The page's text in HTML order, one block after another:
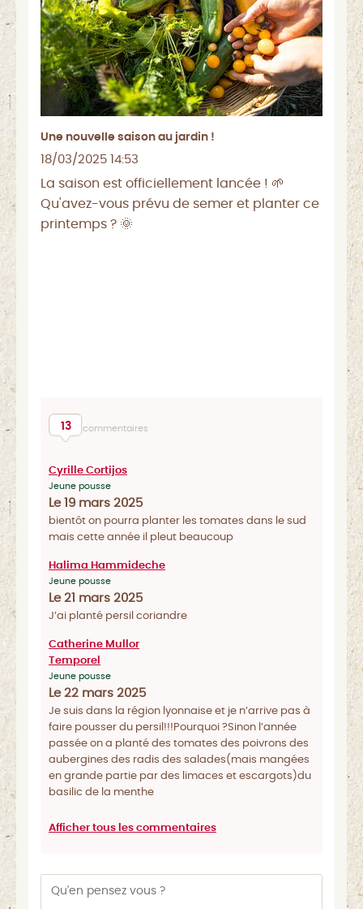
Une nouvelle saison au jardin !
18/03/2025 14:53
La saison est officiellement lancée ! 🌱
Qu'avez-vous prévu de semer et planter ce
printemps ? 🌞
13 commentaires
Cyrille Cortijos
Jeune pousse
Le 19 mars 2025
bientôt on pourra planter les tomates dans le sud
mais cette année il pleut beaucoup
Halima Hammideche
Jeune pousse
Le 21 mars 2025
J’ai planté persil coriandre
Catherine Mullor
Temporel
Jeune pousse
Le 22 mars 2025
Je suis dans la région lyonnaise et je n’arrive pas à
faire pousser du persil!!!Pourquoi ?Sinon l’année
passée on a planté des tomates des poivrons des
aubergines des radis des salades(mais mangées
en grande partie par des limaces et escargots)du
basilic de la menthe
Afficher tous les commentaires